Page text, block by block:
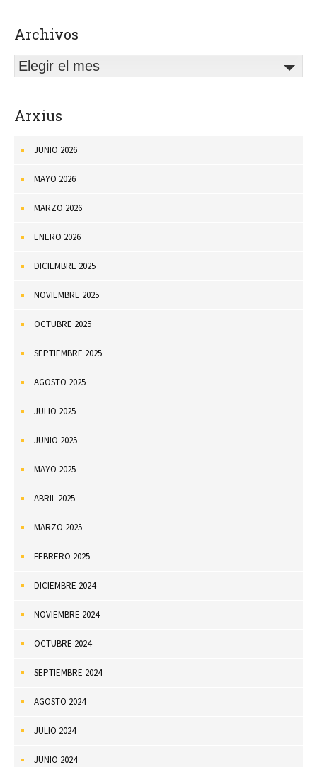
Archivos
Elegir el mes
Arxius
JUNIO 2026
MAYO 2026
MARZO 2026
ENERO 2026
DICIEMBRE 2025
NOVIEMBRE 2025
OCTUBRE 2025
SEPTIEMBRE 2025
AGOSTO 2025
JULIO 2025
JUNIO 2025
MAYO 2025
ABRIL 2025
MARZO 2025
FEBRERO 2025
DICIEMBRE 2024
NOVIEMBRE 2024
OCTUBRE 2024
SEPTIEMBRE 2024
AGOSTO 2024
JULIO 2024
JUNIO 2024